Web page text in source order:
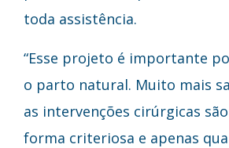
toda assistência.
“Esse projeto é importante
o parto natural. Muito mais
as intervenções cirúrgicas
forma criteriosa e apenas